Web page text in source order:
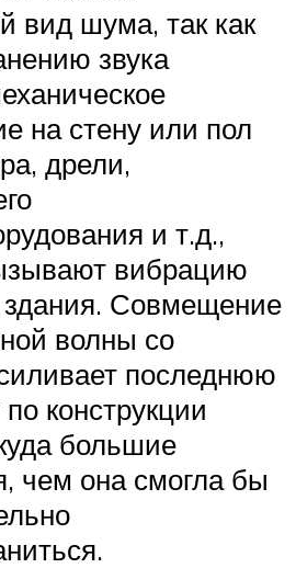
вид шума, так как
звука
на стену или пол
дрели,
и т.д.,
вибрацию
Совмещение
волны со
последнюю
конструкции
большие
чем она смогла бы